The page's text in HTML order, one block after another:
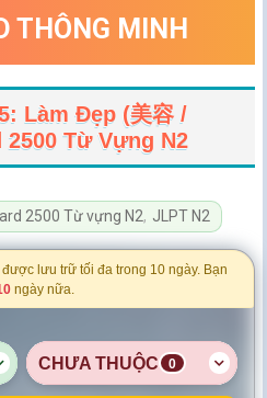
THÔNG MINH
Làm Đẹp (美容 /
Từ Vựng N2
2500 Từ vựng N2, JLPT N2
lưu trữ tối đa trong 10 ngày. Bạn
ngày nữa.
CHƯA THUỘC 0